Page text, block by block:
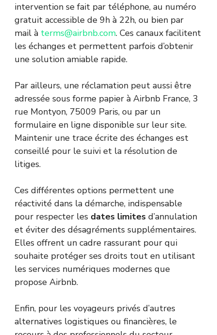
intervention se fait par téléphone, au numéro
gratuit accessible de 9h à 22h, ou bien par
mail à terms@airbnb.com. Ces canaux facilitent
les échanges et permettent parfois d’obtenir
une solution amiable rapide.
Par ailleurs, une réclamation peut aussi être
adressée sous forme papier à Airbnb France, 3
rue Montyon, 75009 Paris, ou par un
formulaire en ligne disponible sur leur site.
Maintenir une trace écrite des échanges est
conseillé pour le suivi et la résolution de
litiges.
Ces différentes options permettent une
réactivité dans la démarche, indispensable
pour respecter les dates limites d’annulation
et éviter des désagréments supplémentaires.
Elles offrent un cadre rassurant pour qui
souhaite protéger ses droits tout en utilisant
les services numériques modernes que
propose Airbnb.
Enfin, pour les voyageurs privés d’autres
alternatives logistiques ou financières, le